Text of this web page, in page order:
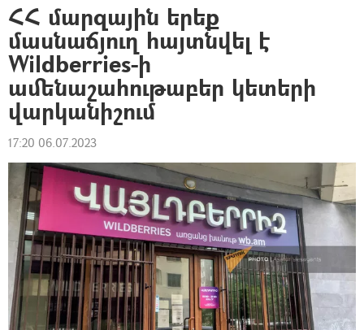
ՀՀ մարզային երեք
մասնաճյուղ հայտնվել է
Wildberries-ի
ամենաշահութաբեր կետերի
վարկանիշում
17:20 06.07.2023